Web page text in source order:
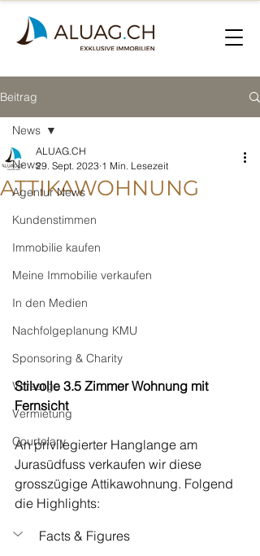
Beitrag
News
Agentur News
Kundenstimmen
Immobilie kaufen
Meine Immobilie verkaufen
In den Medien
Nachfolgeplanung KMU
Sponsoring & Charity
Vorsorge
Vermietung
Courtelary
News
ATTIKAWOHNUNG
ALUAG.CH
29. Sept. 2023 1 Min. Lesezeit
Stilvolle 3.5 Zimmer Wohnung mit
Fernsicht
An privilegierter Hanglange am
Jurasüdfuss verkaufen wir diese
grosszügige Attikawohnung. Folgend
die Highlights:
Facts & Figures